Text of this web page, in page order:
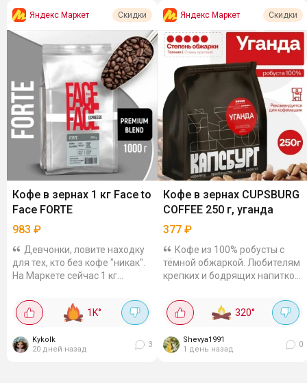
Яндекс Маркет Скидки
Кофе в зернах 1 кг Face to
Face FORTE
983 ₽
Девчонки, ловите находку
для тех, кто без кофе "никак".
На Маркете сейчас 1 кг
всего за 983₽ , а обычно он от
1200. Сорт - бленд на основе
робусты ,...
1K°
Kykolk
20 дней назад
3
Яндекс Маркет Скидки
Кофе в зернах CUPSBURG
COFFEE 250 г, уганда
377 ₽
Кофе из 100% робусты с
тёмной обжаркой. Любителям
крепких и бодрящих напитков
получается с насыщенным и
горьковатым вкусом,
приятное шоколадное...
320°
Shevya1991
1 день назад
0